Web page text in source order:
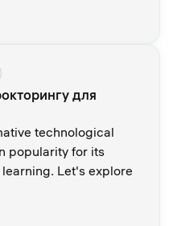
для
technological
popularity for its
Let's explore